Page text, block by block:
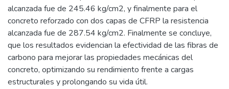
alcanzada fue de 245.46 kg/cm2, y finalmente para el
concreto reforzado con dos capas de CFRP la resistencia
alcanzada fue de 287.54 kg/cm2. Finalmente se concluye,
que los resultados evidencian la efectividad de las fibras de
carbono para mejorar las propiedades mecánicas del
concreto, optimizando su rendimiento frente a cargas
estructurales y prolongando su vida útil.